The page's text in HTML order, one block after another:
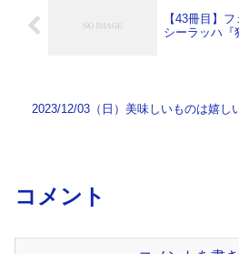
【43冊目】
シーラッハ『
2023/12/03（日）美味しいものは嬉し
コメント